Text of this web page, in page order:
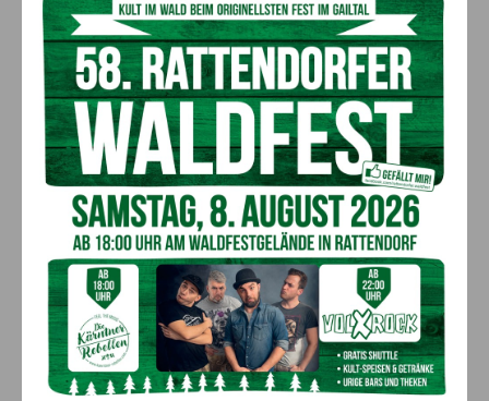
Bargeld im Bankomaten vergessen –
Polizei bittet um Hinweise
Aktuell 7. August 2026
Lienz: Bub (4) nach Badeunfall
reanimiert – Polizei sucht Zeugen
Aktuell 7. August 2026
Anzeige